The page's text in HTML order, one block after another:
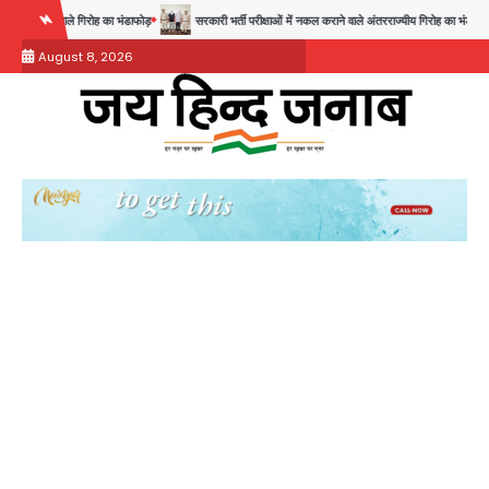
content
का भंडाफोड़ सरकारी भर्ती परीक्षाओं में नकल कराने वाले अंतरराज्यीय गिरोह का भंडाफोड़, मास्टरमाइंड
August 8, 2026